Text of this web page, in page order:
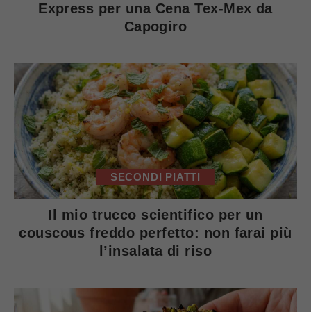
Express per una Cena Tex-Mex da
Capogiro
SECONDI PIATTI
Il mio trucco scientifico per un
couscous freddo perfetto: non farai più
l’insalata di riso